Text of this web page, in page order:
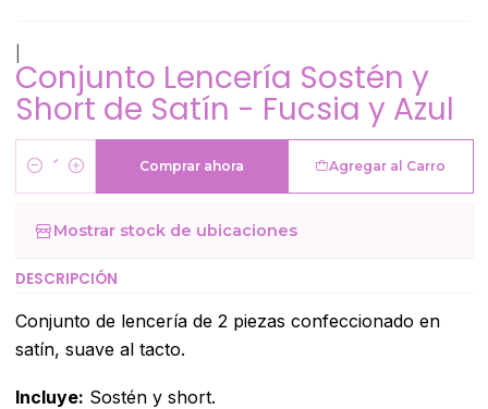
Conjunto Lencería Sostén y
Short de Satín - Fucsia y Azul
Cantidad
Agregar al Carro
Comprar ahora
Mostrar stock de ubicaciones
DESCRIPCIÓN
Conjunto de lencería de 2 piezas confeccionado en
satín, suave al tacto.
Incluye: Sostén y short.